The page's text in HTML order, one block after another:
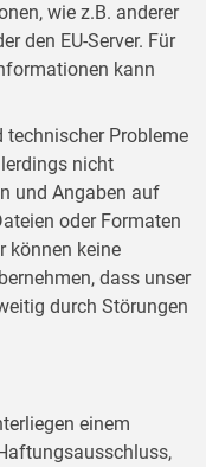
wie z.B. anderer
den EU-Server. Für
kann
technischer Probleme
nicht
und Angaben auf
oder Formaten
können keine
dass unser
durch Störungen
einem